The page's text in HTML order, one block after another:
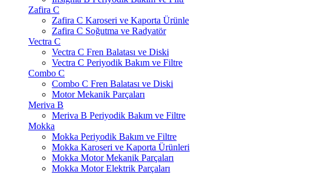
Zafira C
Zafira C Karoseri ve Kaporta Ürünle
Zafira C Soğutma ve Radyatör
Vectra C
Vectra C Fren Balatası ve Diski
Vectra C Periyodik Bakım ve Filtre
Combo C
Combo C Fren Balatası ve Diski
Motor Mekanik Parçaları
Meriva B
Meriva B Periyodik Bakım ve Filtre
Mokka
Mokka Periyodik Bakım ve Filtre
Mokka Karoseri ve Kaporta Ürünleri
Mokka Motor Mekanik Parçaları
Mokka Motor Elektrik Parçaları